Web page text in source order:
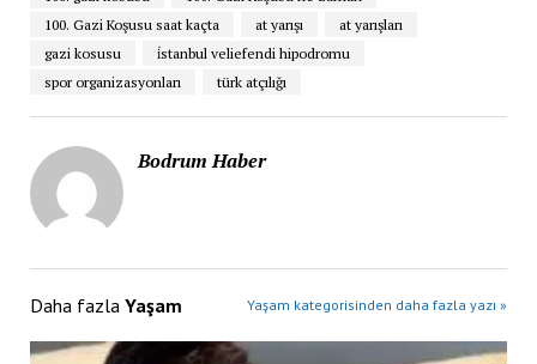
100. Gazi Koşusu saat kaçta
at yarışı
at yarışları
gazi kosusu
i̇stanbul veliefendi hipodromu
spor organizasyonları
türk atçılığı
Bodrum Haber
Daha fazla Yaşam Yaşam kategorisinden daha fazla yazı »